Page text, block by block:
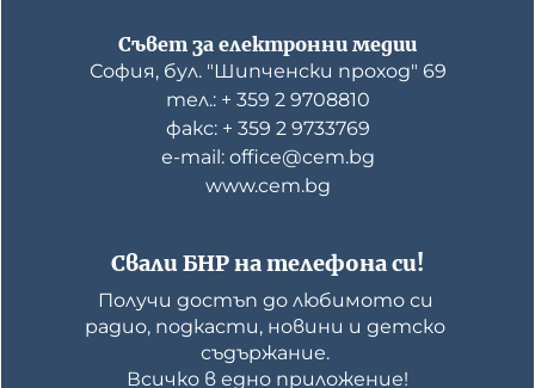
Свали БНР на телефона си!
Получи достъп до любимото си
радио, подкасти, новини и детско
съдържание.
Всичко в едно приложение!
Съвет за електронни медии
София, бул. "Шипченски проход" 69
тел.: + 359 2 9708810
факс: + 359 2 9733769
е-mail: office@cem.bg
www.cem.bg